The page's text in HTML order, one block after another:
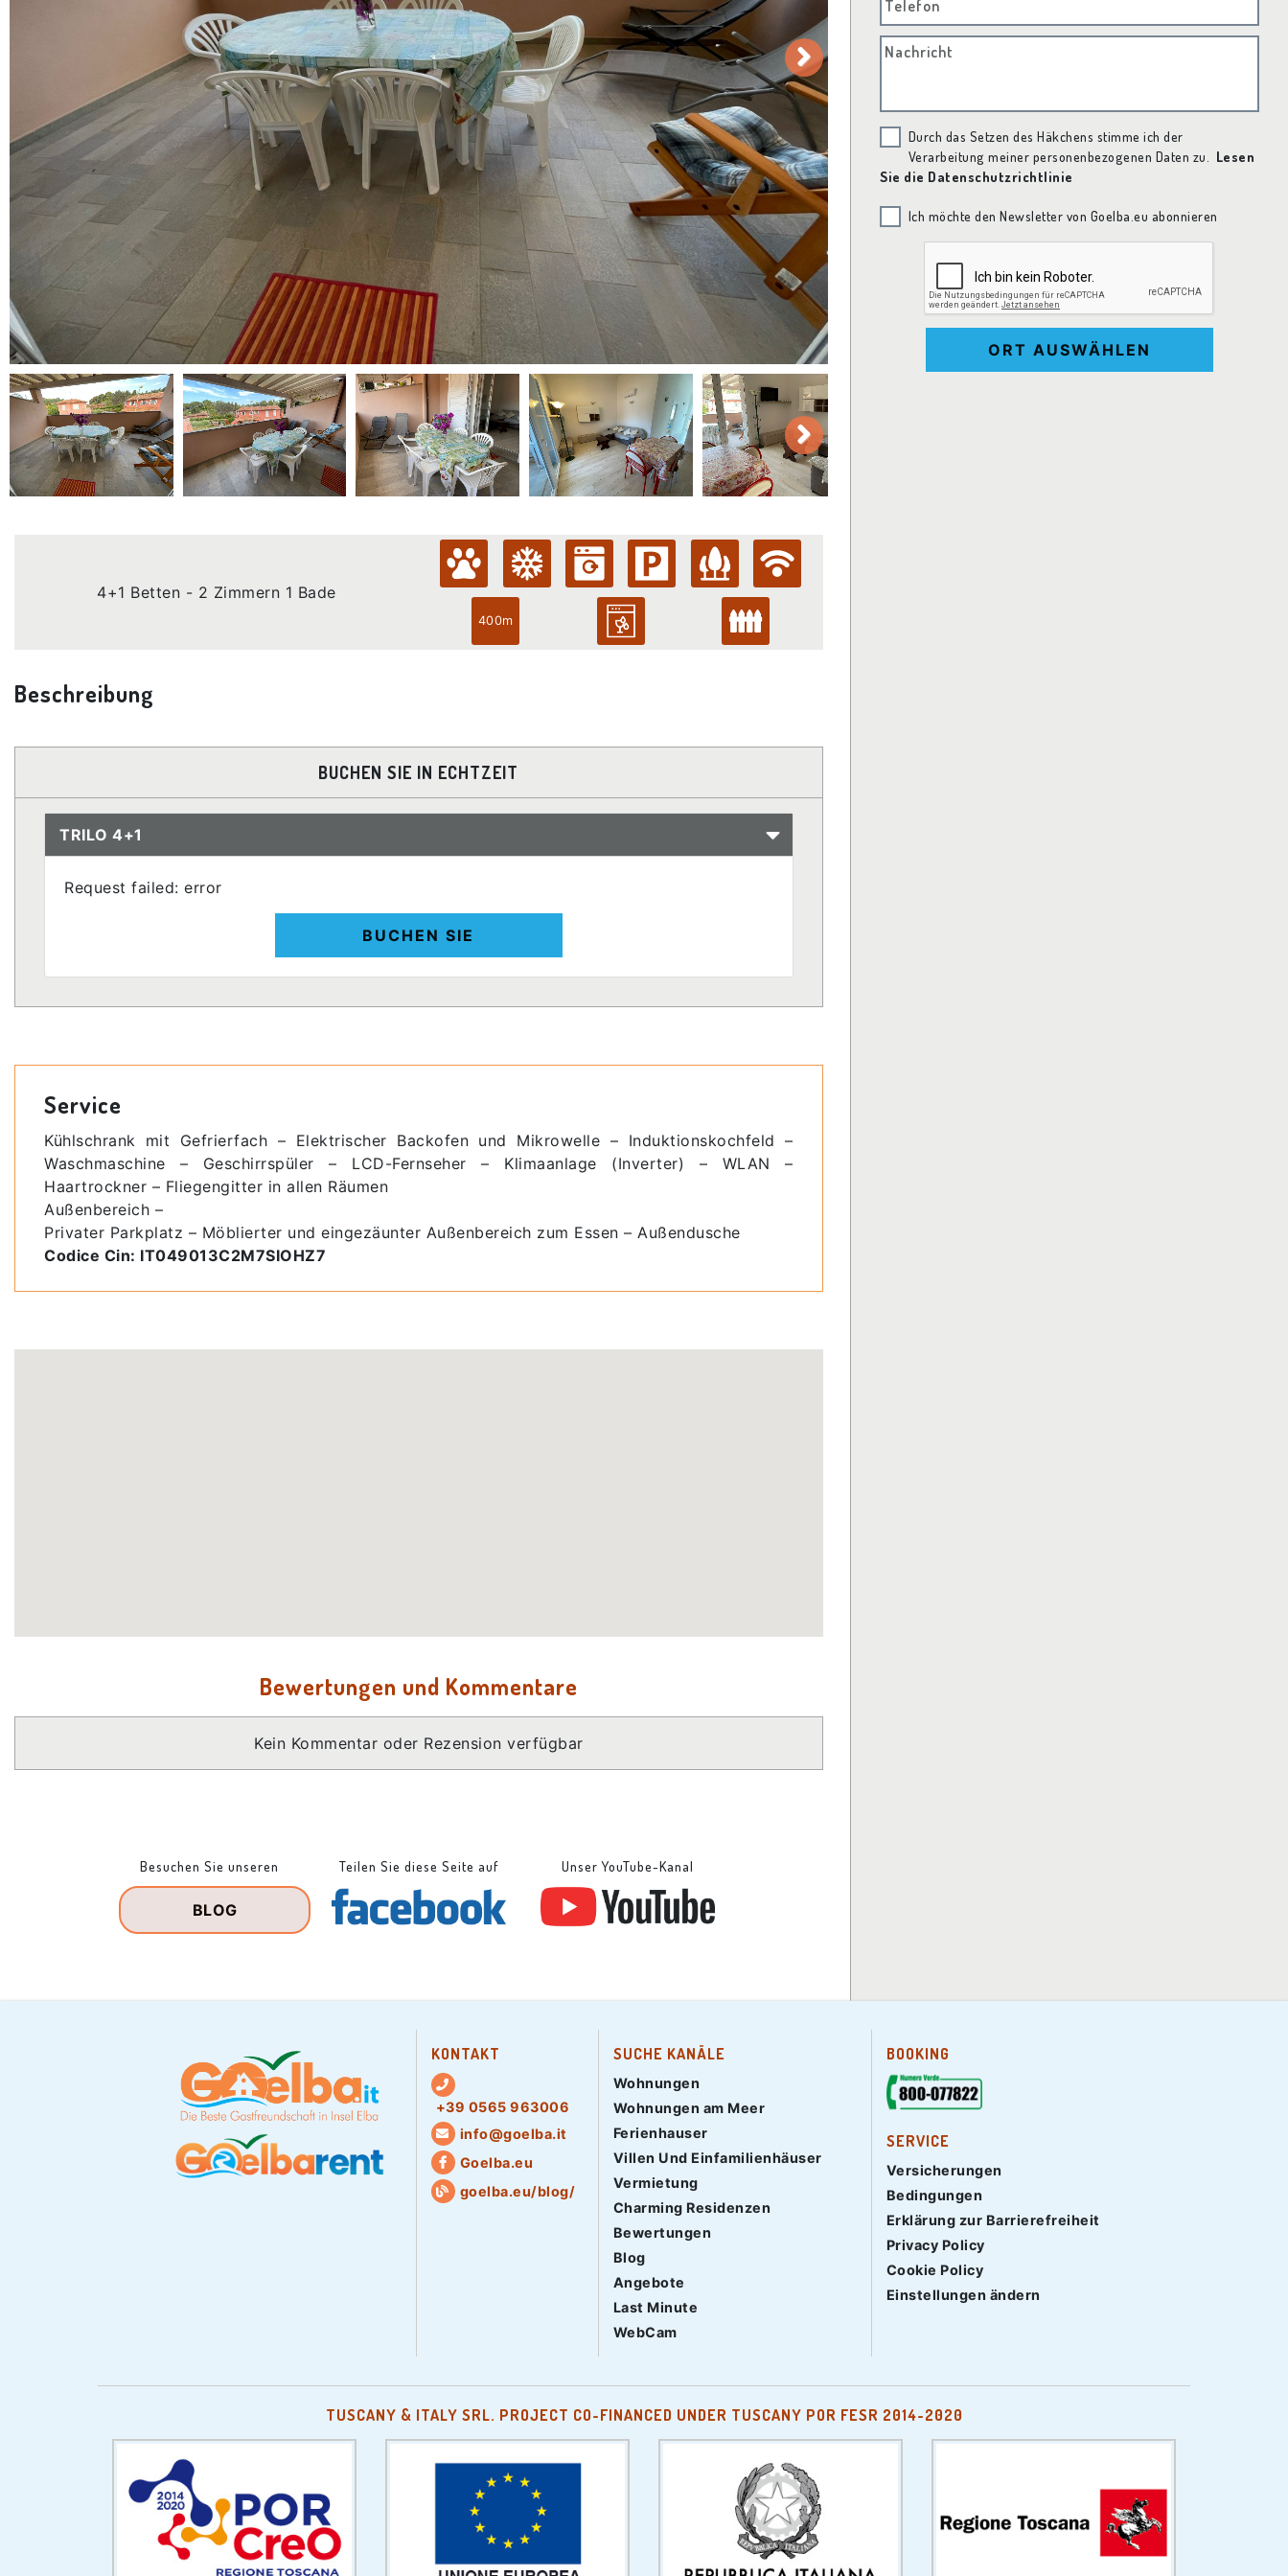
4+1 Betten - 2 Zimmern 1 Bade
400m
Beschreibung
BUCHEN SIE IN ECHTZEIT
TRILO 4+1
Request failed: error
BUCHEN SIE
Service
Kühlschrank mit Gefrierfach – Elektrischer Backofen und Mikrowelle – Induktionskochfeld –
Waschmaschine – Geschirrspüler – LCD-Fernseher – Klimaanlage (Inverter) – WLAN –
Haartrockner – Fliegengitter in allen Räumen
Außenbereich –
Privater Parkplatz – Möblierter und eingezäunter Außenbereich zum Essen – Außendusche
Codice Cin: IT049013C2M7SIOHZ7
Bewertungen und Kommentare
Kein Kommentar oder Rezension verfügbar
Besuchen Sie unseren
BLOG
Teilen Sie diese Seite auf Unser YouTube-Kanal
Telefon
Nachricht
Durch das Setzen des Häkchens stimme ich der
Verarbeitung meiner personenbezogenen Daten zu.
Lesen
Sie die Datenschutzrichtlinie
Ich möchte den Newsletter von Goelba.eu abonnieren
ORT AUSWÄHLEN
KONTAKT
+39 0565 963006
info@goelba.it
Goelba.eu
goelba.eu/blog/
SUCHE KANÄLE
Wohnungen
Wohnungen am Meer
Ferienhauser
Villen Und Einfamilienhäuser
Vermietung
Charming Residenzen
Bewertungen
Blog
Angebote
Last Minute
WebCam
BOOKING
SERVICE
Versicherungen
Bedingungen
Erklärung zur Barrierefreiheit
Privacy Policy
Cookie Policy
Einstellungen ändern
TUSCANY & ITALY SRL. PROJECT CO-FINANCED UNDER TUSCANY POR FESR 2014-2020